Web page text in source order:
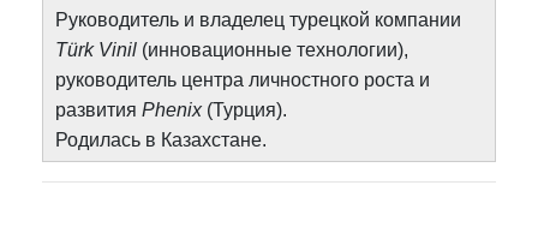
Руководитель и владелец турецкой компании
Türk Vinil (инновационные технологии),
руководитель центра личностного роста и
развития Phenix(Турция).
Родилась в Казахстане.